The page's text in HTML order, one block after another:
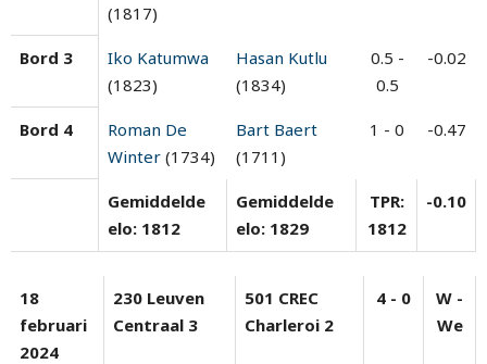
(1817)
Bord 3
Iko Katumwa
(1823)
Hasan Kutlu
(1834)
0.5 -
0.5
-0.02
Bord 4
Roman De
Winter (1734)
Bart Baert
(1711)
1 - 0 -0.47
Gemiddelde
elo: 1812
Gemiddelde
elo: 1829
TPR:
1812
-0.10
18
februari
2024
230 Leuven
Centraal 3
501 CREC
Charleroi 2
4 - 0
W -
We